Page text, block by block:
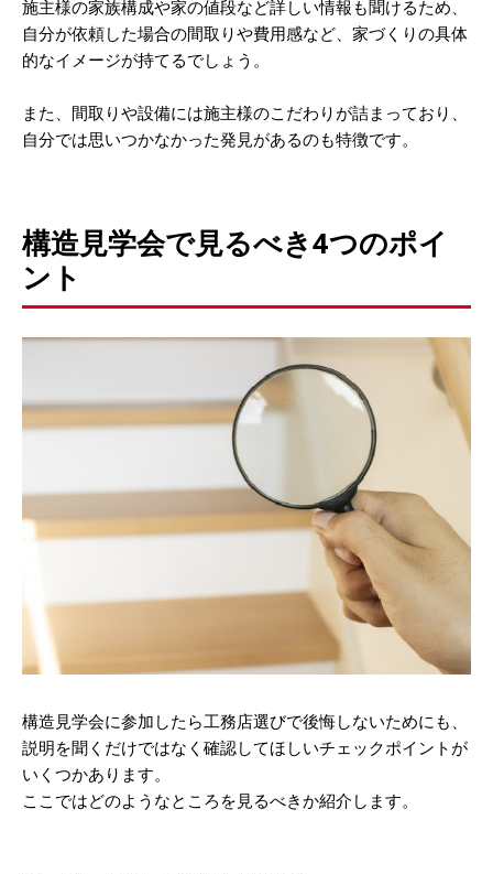
施主様の家族構成や家の値段など詳しい情報も聞けるため、
自分が依頼した場合の間取りや費用感など、家づくりの具体
的なイメージが持てるでしょう。
また、間取りや設備には施主様のこだわりが詰まっており、
自分では思いつかなかった発見があるのも特徴です。
構造見学会で見るべき4つのポイ
ント
構造見学会に参加したら工務店選びで後悔しないためにも、
説明を聞くだけではなく確認してほしいチェックポイントが
いくつかあります。
ここではどのようなところを見るべきか紹介します。